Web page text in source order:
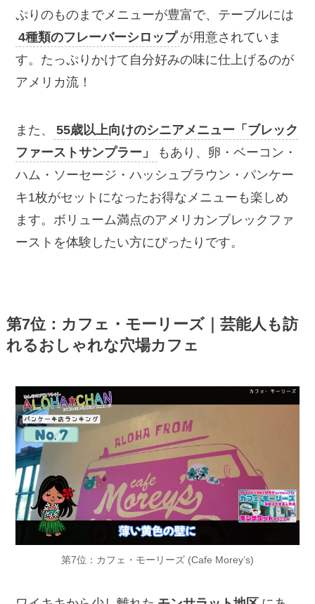
ぷりのものまでメニューが豊富で、テーブルには
4種類のフレーバーシロップ が用意されていま
す。たっぷりかけて自分好みの味に仕上げるのが
アメリカ流！
また、
55歳以上向けのシニアメニュー「ブレック
ファーストサンプラー」
もあり、卵・ベーコン・
ハム・ソーセージ・ハッシュブラウン・パンケー
キ1枚がセットになったお得なメニューも楽しめ
ます。ボリューム満点のアメリカンブレックファ
ーストを体験したい方にぴったりです。
第7位：カフェ・モーリーズ｜芸能人も訪
れるおしゃれな穴場カフェ
第7位：カフェ・モーリーズ (Cafe Morey’s)